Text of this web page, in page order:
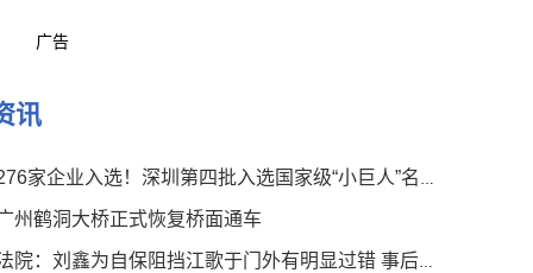
广告
讯
家企业入选！深圳第四批入选国家级“小巨人”名单公布
州鹤洞大桥正式恢复桥面通车
院：刘鑫为自保阻挡江歌于门外有明显过错 事后言论有违伦常